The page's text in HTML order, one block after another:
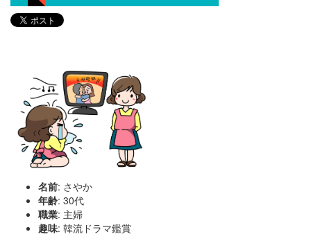
名前: さやか
年齢: 30代
職業: 主婦
趣味: 韓流ドラマ鑑賞